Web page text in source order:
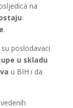
na
.
poslodavaci
u skladu
u BIH i da